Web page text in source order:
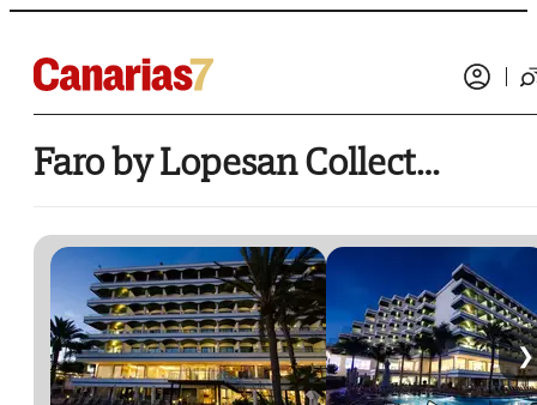
Faro by Lopesan Collection
❯